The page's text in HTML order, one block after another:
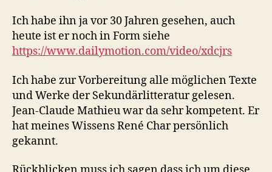
Ich habe ihn ja vor 30 Jahren gesehen, auch
heute ist er noch in Form siehe
https://www.dailymotion.com/video/xdcjrs
Ich habe zur Vorbereitung alle möglichen Texte
und Werke der Sekundärlitteratur gelesen.
Jean-Claude Mathieu war da sehr kompetent. Er
hat meines Wissens René Char persönlich
gekannt.